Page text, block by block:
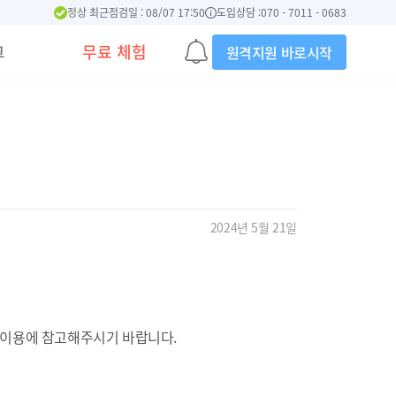
정상 최근점검일 : 08/07 17:50 도입상담 :070 - 7011 - 0683
무료 체험 원격지원 바로시작
2024년 5월 21일
용에 참고해주시기 바랍니다.